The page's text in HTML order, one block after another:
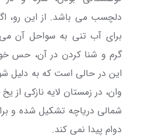
دلچسب می باشد. از این رو،
برای آب تنی به سواحل آن
گرم و شنا کردن در آن، حس
این در حالی است که به دلیل
وان، در زمستان لایه نازکی
شمالی دریاچه تشکیل شده و
دوام پیدا نمی کند.